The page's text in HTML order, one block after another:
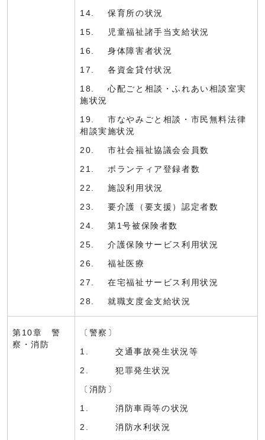
14. 保育所の状況
15. 児童福祉諸手当支給状況
16. 身体障害者状況
17. 各資金貸付状況
18. 心配ごと相談・ふれあい相談室実
施状況
19. 市なやみごと相談・市民無料法律
相談実施状況
20. 市社会福祉協議会会員数
21. ボランティア登録者数
22. 施設利用状況
23. 要介護（要支援）認定者数
24. 第1号被保険者数
25. 介護保険サービス利用状況
26. 福祉医療
27. 在宅福祉サービス利用状況
28. 就職支度金支給状況
第10章 警
察・消防
〔警察〕
1. 交通事故発生状況等
2. 犯罪発生状況
〔消防〕
1. 消防車両等の状況
2. 消防水利状況